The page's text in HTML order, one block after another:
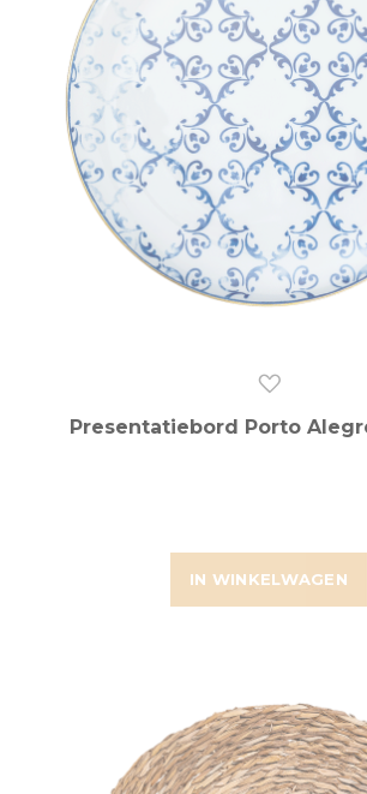
IN WINKELWAGEN
Presentatiebord Porto